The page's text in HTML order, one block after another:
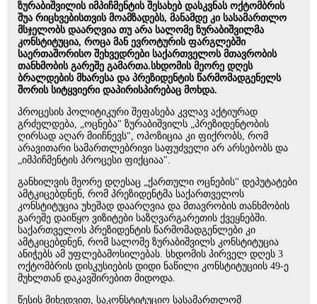
ზურაბიშვილის იმპიჩმენტის შესახებ დასკვნას ოქტომბრის
შუა რიცხვებისთვის მოამზადებს, მანამდე კი სასამართლო
მსჯელობს დაარღვია თუ არა სალომე ზურაბიშვილმა
კონსტიტუცია, როცა მან ევროტურის ფარგლებში
საერთაშორისო შეხვედრები საქართველოს მთავრობის
თანხმობის გარეშე გამართა.სხდომის მეორე დღეს
ბრალდების მხარესა და პრეზიდენტის წარმომადგენელს
შორის სიტყვიერი დაპირისპირებაც მოხდა.
პროცესის პოლიტიკური შეფასება კვლავ აქტიურად
გრძელდება, „ოცნება" ზურაბიშვილს „პრეზიდენტობის
ღირსად აღარ მიიჩნევს", ოპოზიცია კი ფიქრობს, რომ
არავითარი სამართლებრივი საფუძველი არ არსებობს და
„იმპიჩმენტის პროცესი ფიქციაა".
განხილვის მეორე დღესაც „ქართული ოცნების" დეპუტატები
ამტკიცებდნენ, რომ პრეზიდენტმა საქართველოს
კონსტიტუცია უხეშად დაარღვია და მთავრობის თანხმობის
გარეშე დაიწყო ვიზიტები საზღვარგარეთის ქვეყნებში.
საქართველოს პრეზიდენტის წარმომადგენლები კი
ამტკიცებდნენ, რომ სალომე ზურაბიშვილს კონსტიტუცია
ანიჭებს ამ უფლებამოსილებას. სხდომის პირველ დღეს 3
ოქტომბრის დისკუსიების დიდი ნაწილი კონსტიტუციის 49-ე
მუხლთან დაკავშირებით მიდოდა.
წესის მიხედვით, საკონსტიტუციო სასამართლომ